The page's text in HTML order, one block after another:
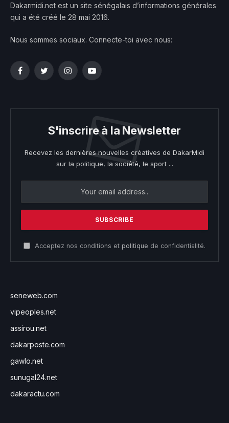
Dakarmidi.net est un site sénégalais d’informations générales
qui a été créé le 28 mai 2016.
Nous sommes sociaux. Connecte-toi avec nous:
FacebookTwitterInstagramYouTube
S'inscrire à la Newsletter
Recevez les dernières nouvelles créatives de DakarMidi
sur la politique, la société, le sport ...
Acceptez nos conditions et politique de confidentialité.
seneweb.com
vipeoples.net
assirou.net
dakarposte.com
gawlo.net
sunugal24.net
dakaractu.com